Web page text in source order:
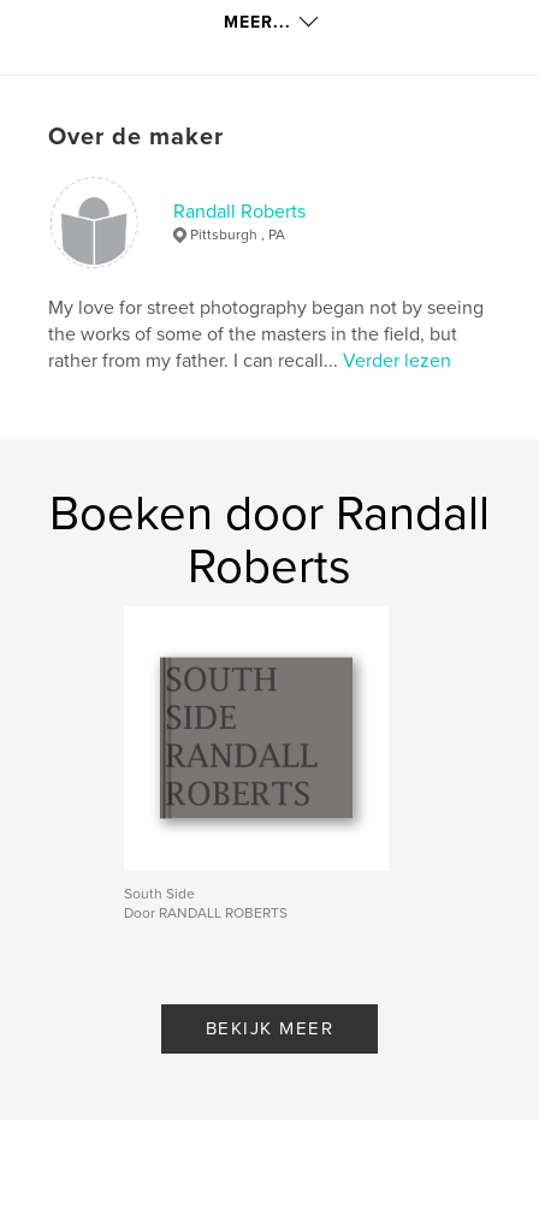
MEER...
Over de maker
Randall Roberts
Pittsburgh , PA
My love for street photography began not by seeing
the works of some of the masters in the field, but
rather from my father. I can recall...Verder lezen
Boeken door Randall
Roberts
South Side
Door RANDALL ROBERTS
BEKIJK MEER